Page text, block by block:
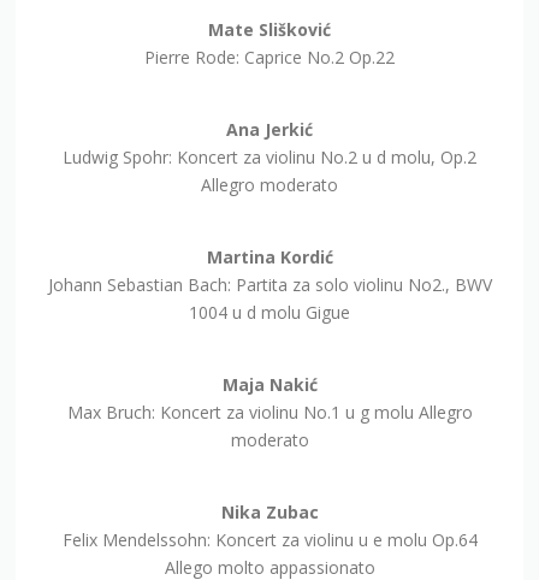
Mate Slišković
Pierre Rode: Caprice No.2 Op.22
Ana Jerkić
Ludwig Spohr: Koncert za violinu No.2 u d molu, Op.2
Allegro moderato
Martina Kordić
Johann Sebastian Bach: Partita za solo violinu No2., BWV
1004 u d molu Gigue
Maja Nakić
Max Bruch: Koncert za violinu No.1 u g molu Allegro
moderato
Nika Zubac
Felix Mendelssohn: Koncert za violinu u e molu Op.64
Allego molto appassionato